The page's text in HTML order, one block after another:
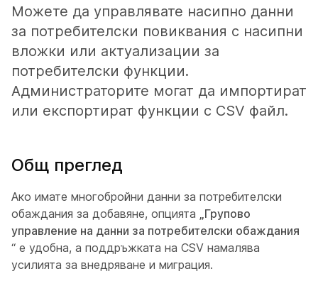
Можете да управлявате насипно данни
за потребителски повиквания с насипни
вложки или актуализации за
потребителски функции.
Администраторите могат да импортират
или експортират функции с CSV файл.
Общ преглед
Ако имате многобройни данни за потребителски
обаждания за добавяне, опцията „Групово
управление на данни за потребителски обаждания
“ е удобна, а поддръжката на CSV намалява
усилията за внедряване и миграция.